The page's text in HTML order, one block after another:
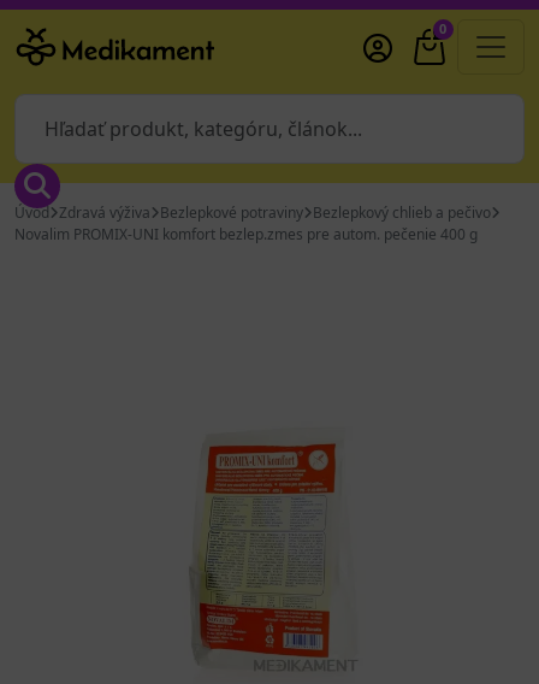
0
Úvod Zdravá výživa Bezlepkové potraviny Bezlepkový chlieb a pečivo
Novalim PROMIX-UNI komfort bezlep.zmes pre autom. pečenie 400 g